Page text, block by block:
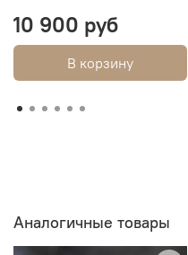
10 900 руб
В корзину
Аналогичные товары